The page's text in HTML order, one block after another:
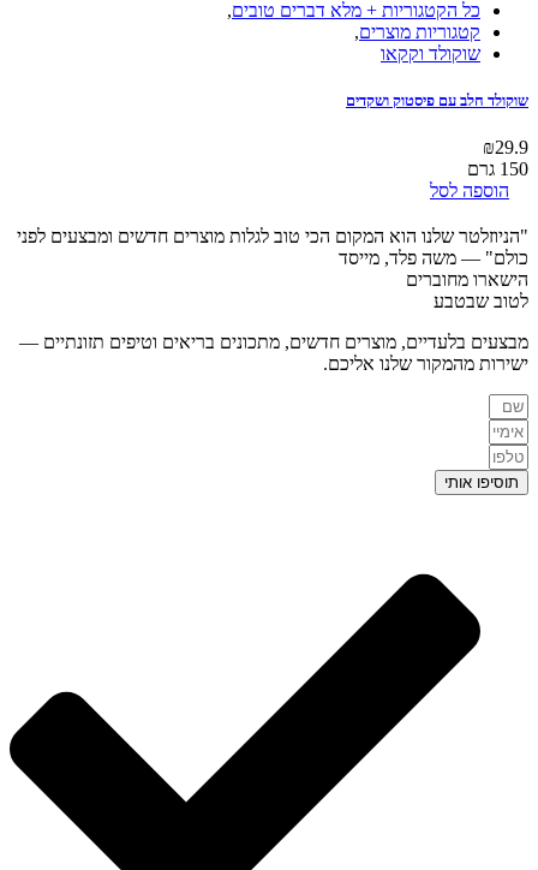
כל הקטגוריות + מלא דברים טובים,
קטגוריות מוצרים,
שוקולד וקקאו
שוקולד חלב עם פיסטוק ושקדים
₪29.9
150 גרם
הוספה לסל
"הניוזלטר שלנו הוא המקום הכי טוב לגלות מוצרים חדשים ומבצעים לפני
כולם" — משה פלד, מייסד
הישארו מחוברים
לטוב שבטבע
מבצעים בלעדיים, מוצרים חדשים, מתכונים בריאים וטיפים תזונתיים —
ישירות מהמקור שלנו אליכם.
תוסיפו אותי